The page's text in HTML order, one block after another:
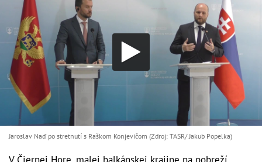
Jaroslav Naď po stretnutí s Raškom Konjevičom (Zdroj: TASR/ Jakub Popelka)